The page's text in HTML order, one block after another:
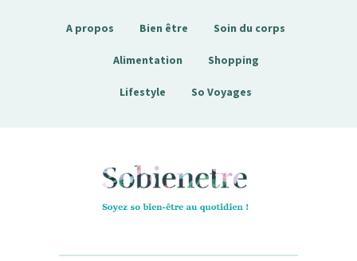
A propos Bien être Soin du corps
Alimentation Shopping
Lifestyle So Voyages
Sobienetre